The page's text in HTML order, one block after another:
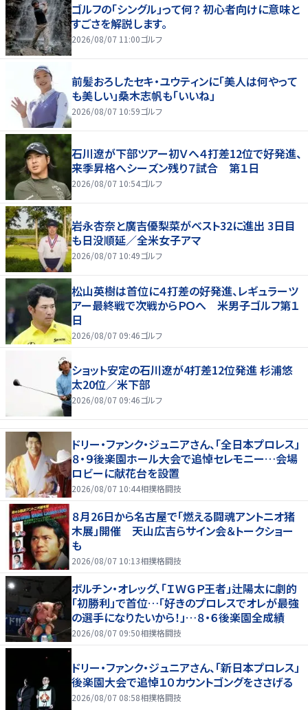
ゴルフの「シングル」って何？ 初心者向けに意味と
すごさを解説します。
2026/08/07 11:00ゴルフ
前髪おろしたセキ・ユウティンに「美人は何やって
も美しい」桑木志帆も「いいね」
2026/08/07 10:59ゴルフ
石川遼が下部ツアー初Ｖへ４打差12位で好発進、
来季昇格へシーズン残り７試合 第１日
2026/08/07 10:54ゴルフ
岩永杏奈と廣吉優梨菜がベスト32に進出 3日目
も日没順延／全米女子アマ
2026/08/07 10:49ゴルフ
松山英樹は首位に４打差の好発進、レギュラーツ
アー最終戦で次戦からＰＯへ 米男子ゴルフ第１
日
2026/08/07 09:46ゴルフ
ショット安定の石川遼が4打差12位発進 杉浦悠
太20位／米下部
2026/08/07 09:46ゴルフ
ドリー・ファンク・ジュニアさん、「全日本プロレス」
８・９後楽園ホール大会で追悼セレモニー…会場
ロビーに献花台を設置
2026/08/07 10:44相撲格闘技
８月26日から名古屋で「燃える闘魂アントニオ猪
木展」開催 天山広吉らサイン会＆トークショー
も
2026/08/07 10:13相撲格闘技
ボルチン・オレッグ、「ＩＷＧＰ王者」辻陽太に劇的
「初勝利」で首位…「好きのプロレスでオレが最強
の選手になりたいから！」…８・６後楽園全成績
2026/08/07 09:50相撲格闘技
ドリー・ファンク・ジュニアさん、「新日本プロレス」
後楽園大会で追悼１０カウントゴングをささげる
2026/08/07 08:58相撲格闘技